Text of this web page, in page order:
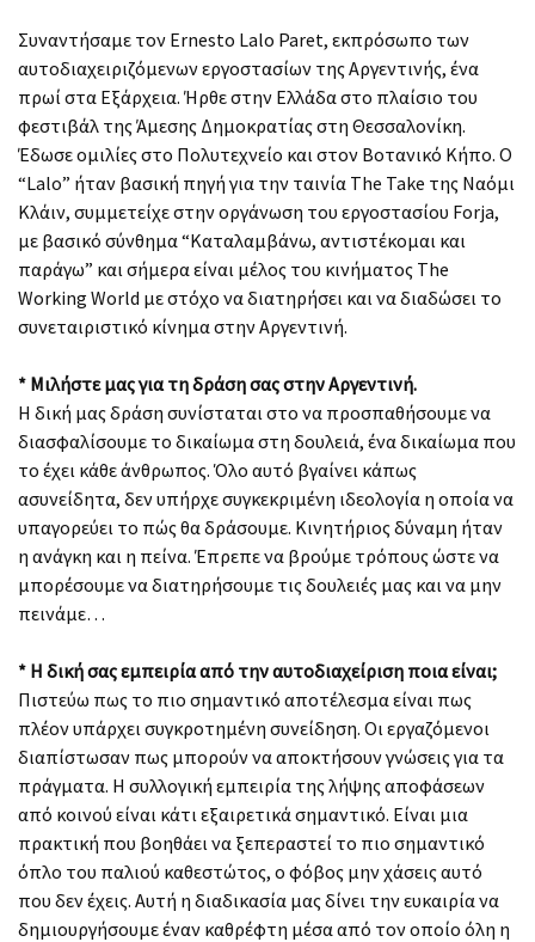
Συναντήσαμε τον Ernesto Lalo Paret, εκπρόσωπο των
αυτοδιαχειριζόμενων εργοστασίων της Αργεντινής, ένα
πρωί στα Εξάρχεια. Ήρθε στην Ελλάδα στο πλαίσιο του
φεστιβάλ της Άμεσης Δημοκρατίας στη Θεσσαλονίκη.
Έδωσε ομιλίες στο Πολυτεχνείο και στον Βοτανικό Κήπο. Ο
“Lalo” ήταν βασική πηγή για την ταινία The Take της Ναόμι
Κλάιν, συμμετείχε στην οργάνωση του εργοστασίου Forja,
με βασικό σύνθημα “Καταλαμβάνω, αντιστέκομαι και
παράγω” και σήμερα είναι μέλος του κινήματος The
Working World με στόχο να διατηρήσει και να διαδώσει το
συνεταιριστικό κίνημα στην Αργεντινή.
* Μιλήστε μας για τη δράση σας στην Αργεντινή.
H δική μας δράση συνίσταται στο να προσπαθήσουμε να
διασφαλίσουμε το δικαίωμα στη δουλειά, ένα δικαίωμα που
το έχει κάθε άνθρωπος. Όλο αυτό βγαίνει κάπως
ασυνείδητα, δεν υπήρχε συγκεκριμένη ιδεολογία η οποία να
υπαγορεύει το πώς θα δράσουμε. Κινητήριος δύναμη ήταν
η ανάγκη και η πείνα. Έπρεπε να βρούμε τρόπους ώστε να
μπορέσουμε να διατηρήσουμε τις δουλειές μας και να μην
πεινάμε…
* Η δική σας εμπειρία από την αυτοδιαχείριση ποια είναι;
Πιστεύω πως το πιο σημαντικό αποτέλεσμα είναι πως
πλέον υπάρχει συγκροτημένη συνείδηση. Οι εργαζόμενοι
διαπίστωσαν πως μπορούν να αποκτήσουν γνώσεις για τα
πράγματα. Η συλλογική εμπειρία της λήψης αποφάσεων
από κοινού είναι κάτι εξαιρετικά σημαντικό. Είναι μια
πρακτική που βοηθάει να ξεπεραστεί το πιο σημαντικό
όπλο του παλιού καθεστώτος, ο φόβος μην χάσεις αυτό
που δεν έχεις. Αυτή η διαδικασία μας δίνει την ευκαιρία να
δημιουργήσουμε έναν καθρέφτη μέσα από τον οποίο όλη η